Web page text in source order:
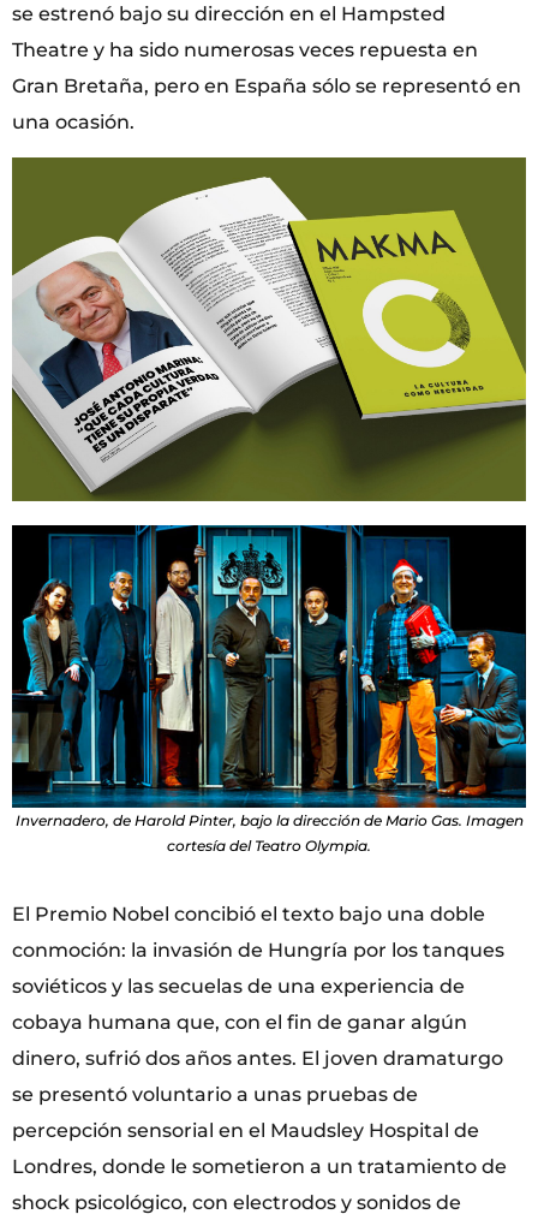
se estrenó bajo su dirección en el Hampsted
Theatre y ha sido numerosas veces repuesta en
Gran Bretaña, pero en España sólo se representó en
una ocasión.
Invernadero, de Harold Pinter, bajo la dirección de Mario Gas. Imagen
cortesía del Teatro Olympia.
El Premio Nobel concibió el texto bajo una doble
conmoción: la invasión de Hungría por los tanques
soviéticos y las secuelas de una experiencia de
cobaya humana que, con el fin de ganar algún
dinero, sufrió dos años antes. El joven dramaturgo
se presentó voluntario a unas pruebas de
percepción sensorial en el Maudsley Hospital de
Londres, donde le sometieron a un tratamiento de
shock psicológico, con electrodos y sonidos de